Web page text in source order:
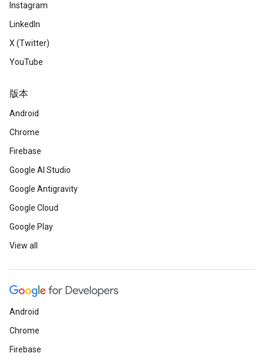
Instagram
LinkedIn
X (Twitter)
YouTube
版本
Android
Chrome
Firebase
Google AI Studio
Google Antigravity
Google Cloud
Google Play
View all
Android
Chrome
Firebase